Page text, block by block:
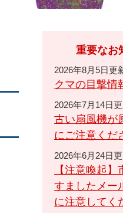
重要なお
2026年8月5日更
クマの目撃情
2026年7月14日
古い扇風機が
にご注意くだ
2026年6月24日
【注意喚起】
すましたメー
に注意してく